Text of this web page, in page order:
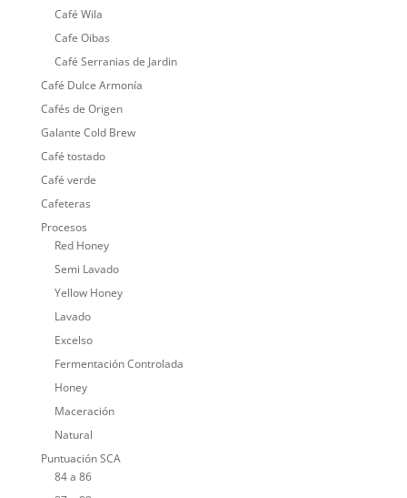
Café Wila
Cafe Oibas
Café Serranias de Jardin
Café Dulce Armonía
Cafés de Origen
Galante Cold Brew
Café tostado
Café verde
Cafeteras
Procesos
Red Honey
Semi Lavado
Yellow Honey
Lavado
Excelso
Fermentación Controlada
Honey
Maceración
Natural
Puntuación SCA
84 a 86